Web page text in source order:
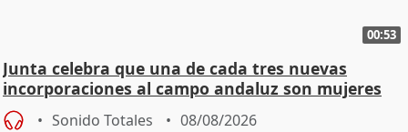
00:53
Junta celebra que una de cada tres nuevas
incorporaciones al campo andaluz son mujeres
jóvenes
Sonido Totales 08/08/2026